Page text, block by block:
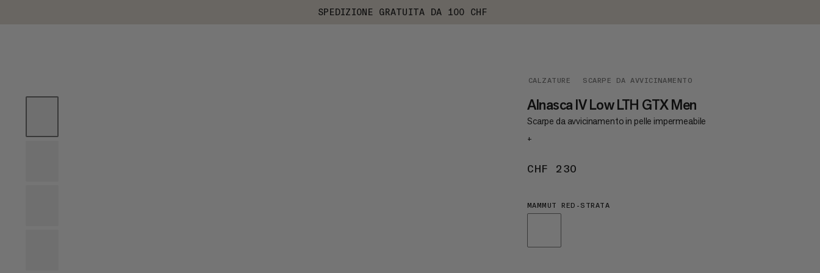
SPEDIZIONE GRATUITA DA 100 CHF
CALZATURE SCARPE DA AVVICINAMENTO
Alnasca IV Low LTH GTX Men
Scarpe da avvicinamento in pelle impermeabile
+
CHF 230
MAMMUT RED-STRATA